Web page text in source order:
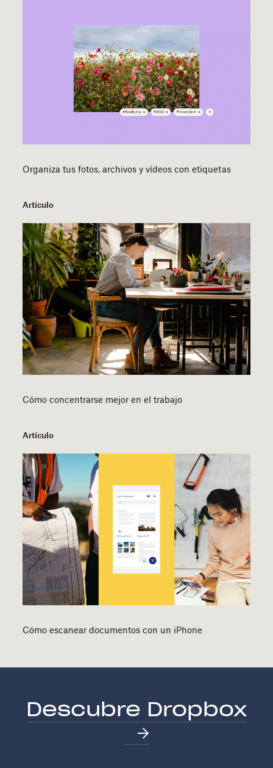
Organiza tus fotos, archivos y vídeos con etiquetas
Artículo
Cómo concentrarse mejor en el trabajo
Artículo
Cómo escanear documentos con un iPhone
Descubre Dropbox